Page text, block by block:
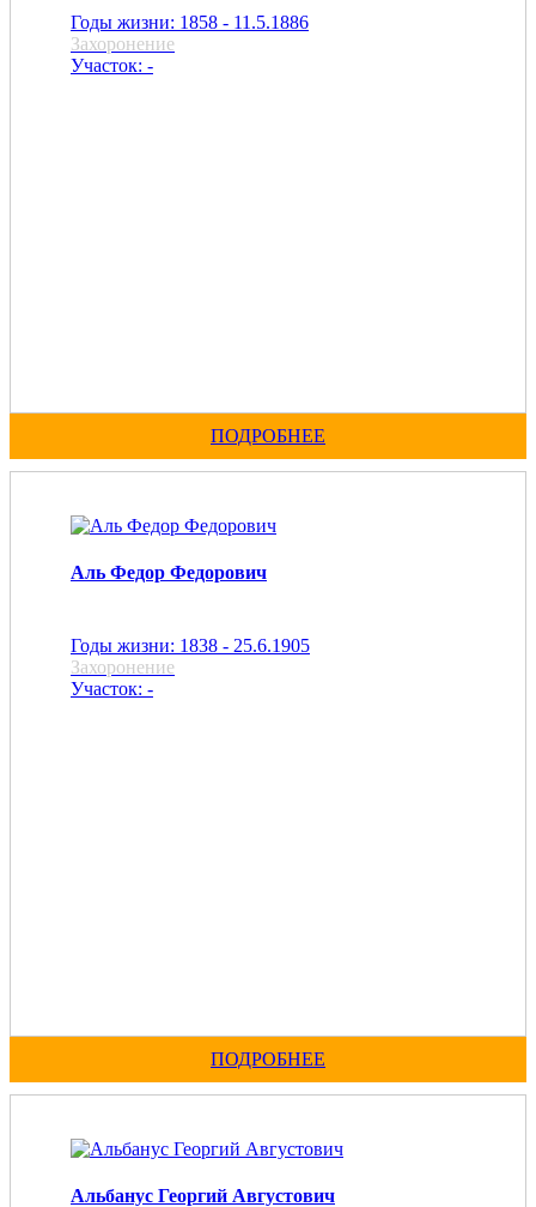
Годы жизни: 1858 - 11.5.1886
Захоронение
Участок: -
ПОДРОБНЕЕ
Аль Федор Федорович
Годы жизни: 1838 - 25.6.1905
Захоронение
Участок: -
ПОДРОБНЕЕ
Альбанус Георгий Августович